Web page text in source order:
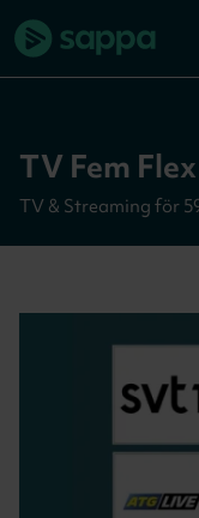
TV &
Kundsupport
TV Fem
TV & Streaming för